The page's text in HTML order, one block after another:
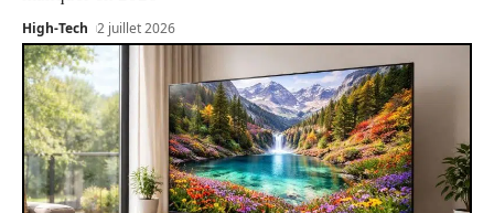
High-Tech 2 juillet 2026